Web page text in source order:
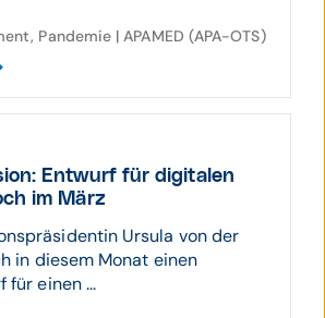
Pandemie | APAMED (APA-OTS)
Ent­wurf für digitalen
im März
Ursula von der
in diesem Monat einen
für einen ...